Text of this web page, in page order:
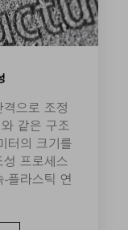
으로 조정
같은 구조
터의 크기를
프로세스
플라스틱 연